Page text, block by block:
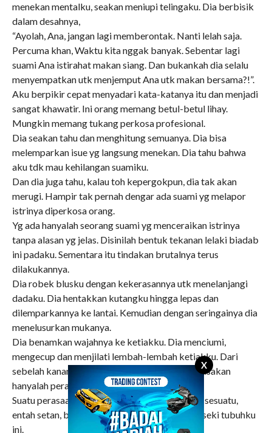
X
menekan mentalku, seakan meniupi telingaku. Dia berbisik
dalam desahnya,
“Ayolah, Ana, jangan lagi memberontak. Nanti lelah saja.
Percuma khan, Waktu kita nggak banyak. Sebentar lagi
suami Ana istirahat makan siang. Dan bukankah dia selalu
menyempatkan utk menjemput Ana utk makan bersama?!”.
Aku berpikir cepat menyadari kata-katanya itu dan menjadi
sangat khawatir. Ini orang memang betul-betul lihay.
Mungkin memang tukang perkosa profesional.
Dia seakan tahu dan menghitung semuanya. Dia bisa
melemparkan isue yg langsung menekan. Dia tahu bahwa
aku tdk mau kehilangan suamiku.
Dan dia juga tahu, kalau toh kepergokpun, dia tak akan
merugi. Hampir tak pernah dengar ada suami yg melapor
istrinya diperkosa orang.
Yg ada hanyalah seorang suami yg menceraikan istrinya
tanpa alasan yg jelas. Disinilah bentuk tekanan lelaki biadab
ini padaku. Sementara itu tindakan brutalnya terus
dilakukannya.
Dia robek blusku dengan kekerasannya utk menelanjangi
dadaku. Dia hentakkan kutangku hingga lepas dan
dilemparkannya ke lantai. Kemudian dengan seringainya dia
menelusurkan mukanya.
Dia benamkan wajahnya ke ketiakku. Dia menciumi,
mengecup dan menjilati lembah-lembah ketiakku. Dari
sebelah kanan kemudian pindah ke kiri. Yg kurasakan
hanyalah perasaan risih yg tak terhingga.
Suatu perasaan yg terjadi karena tiba-tiba ada sesuatu,
entah setan, binatang atau orang telah merangseki tubuhku
ini.